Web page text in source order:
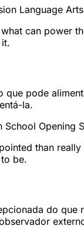
Language
can power
que pode
la.
School Opening
than
be.
do que